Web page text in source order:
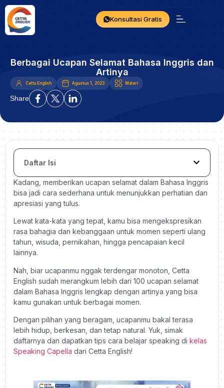
Konsultasi Gratis
Berbagai Ucapan Selamat Bahasa Inggris dan
Artinya
Cetta English Agustus 1, 2023 Materi
Share
Daftar Isi
Kadang, memberikan ucapan selamat dalam Bahasa Inggris
bisa jadi cara sederhana untuk menunjukkan perhatian dan
apresiasi yang tulus.
Lewat kata-kata yang tepat, kamu bisa mengekspresikan
rasa bahagia dan kebanggaan untuk momen seperti ulang
tahun, wisuda, pernikahan, hingga pencapaian kecil
lainnya.
Nah, biar ucapanmu nggak terdengar monoton, Cetta
English sudah merangkum lebih dari 100 ucapan selamat
dalam Bahasa Inggris lengkap dengan artinya yang bisa
kamu gunakan untuk berbagai momen.
Dengan pilihan yang beragam, ucapanmu bakal terasa
lebih hidup, berkesan, dan tetap natural. Yuk, simak
daftarnya dan dapatkan tips cara belajar speaking di kelas
Speaking Capella dari Cetta English!